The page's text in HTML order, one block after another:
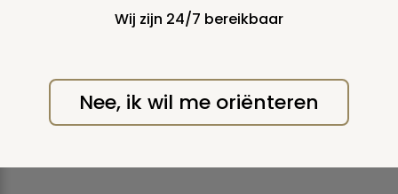
Print deze paginaWij zijn 24/7 bereikbaar
Nee, ik wil me oriënteren